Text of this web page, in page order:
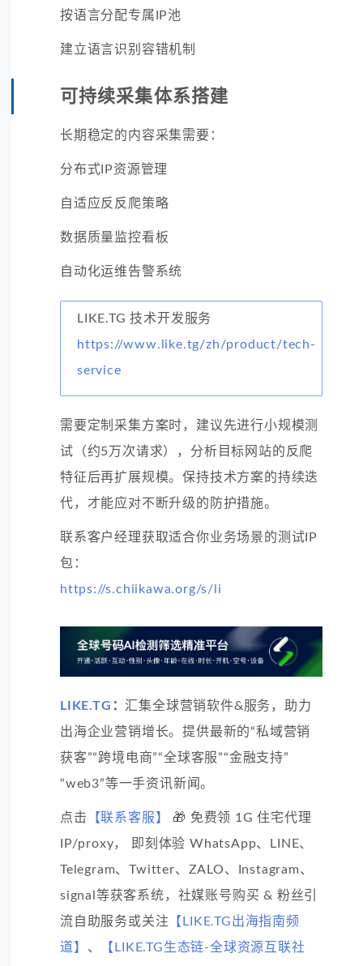
按语言分配专属IP池
建立语言识别容错机制
可持续采集体系搭建
长期稳定的内容采集需要：
分布式IP资源管理
自适应反反爬策略
数据质量监控看板
自动化运维告警系统
LIKE.TG 技术开发服务
https://www.like.tg/zh/product/tech-
service
需要定制采集方案时，建议先进行小规模测
试（约5万次请求），分析目标网站的反爬
特征后再扩展规模。保持技术方案的持续迭
代，才能应对不断升级的防护措施。
联系客户经理获取适合你业务场景的测试IP
包：
https://s.chiikawa.org/s/li
LIKE.TG ： 汇集全球营销软件&服务，助力
出海企业营销增长。提供最新的“私域营销
获客”“跨境电商”“全球客服”“金融支持”
“web3”等一手资讯新闻。
点击 【联系客服】
🎁 免费领 1G 住宅代理
IP/proxy， 即刻体验 WhatsApp、LINE、
Telegram、Twitter、ZALO、Instagram、
signal等获客系统，社媒账号购买 & 粉丝引
流自助服务或关注 【LIKE.TG出海指南频
道】 、
【LIKE.TG生态链-全球资源互联社